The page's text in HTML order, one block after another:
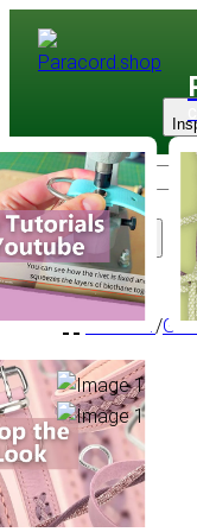
Sortiment
Zubehör/